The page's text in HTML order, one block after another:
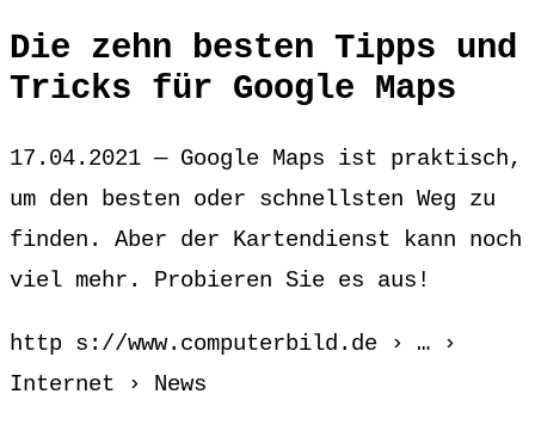
Die zehn besten Tipps und
Tricks für Google Maps
17.04.2021 — Google Maps ist praktisch,
um den besten oder schnellsten Weg zu
finden. Aber der Kartendienst kann noch
viel mehr. Probieren Sie es aus!
http s://www.computerbild.de › … ›
Internet › News